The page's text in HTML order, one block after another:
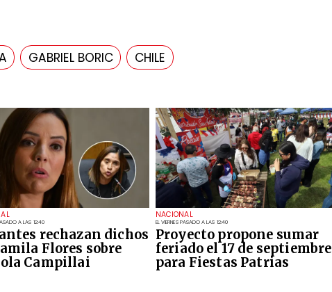
A LAS 12:40
rechazan dichos
Flores sobre
Campillai
NACIONAL
EL VIERNES PASADO A LAS 12:40
Proyecto propone sumar
feriado el 17 de septiembre
para Fiestas Patrias
GABRIEL BORIC
CHILE